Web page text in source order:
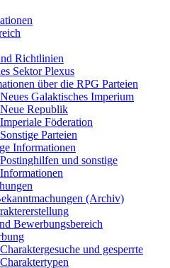
Richtlinien
Sektor Plexus
über die RPG Parteien
Neues Galaktisches Imperium
Neue Republik
Imperiale Föderation
Sonstige Parteien
Informationen
Postinghilfen und sonstige
Informationen
(Archiv)
Bewerbungsbereich
Charaktergesuche und gesperrte
Charaktertypen